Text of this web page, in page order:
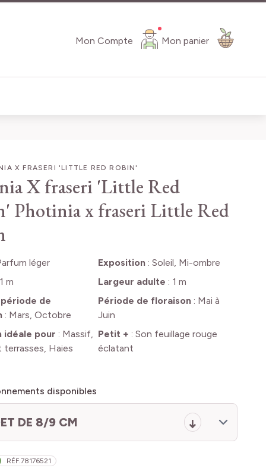
Mon Compte Mon panier
X FRASERI 'LITTLE RED ROBIN'
X fraseri 'Little Red
Photinia x fraseri Little Red
léger Exposition: Soleil, Mi-ombre
1 m Largeur adulte : 1 m
de
: Mars, Octobre
Période de floraison: Mai à
Juin
idéale pour : Massif,
terrasses, Haies
Petit + : Son feuillage rouge
éclatant
disponibles
DE 8/9 CM
RÉF.78176521